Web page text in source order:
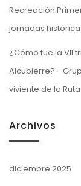
Recreación
jornadas
¿Cómo fue la VII
Alcubierre? -
viviente de la
Archivos
diciembre 2025